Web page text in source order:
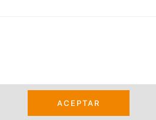
ACEPTAR